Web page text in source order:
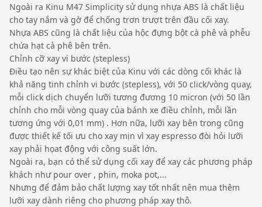
Ngoài ra Kinu M47 Simplicity sử dụng nhựa ABS là chất liệu
cho tay nắm và gờ để chống trơn trượt trên đầu cối xay.
Nhựa ABS cũng là chất liệu của hộc đựng bột cà phê và phễu
chứa hạt cà phê bên trên.
Chỉnh cỡ xay vi bước (stepless)
Điều tạo nên sự khác biệt của Kinu với các dòng cối khác là
khả năng tinh chỉnh vi bước (stepless), với 50 click/vòng quay,
mỗi click dịch chuyển lưỡi tương đương 10 micron (với 50 lần
chỉnh cho mỗi vòng quay của bánh xe điều chỉnh, mỗi lần
tương ứng với 0,01 mm) . Hơn nữa, lưỡi xay bên trong cũng
được thiết kế tối ưu cho xay mịn vì xay espresso đòi hỏi lưỡi
xay phải họat động với công suất lớn.
Ngoài ra, bạn có thể sử dụng cối xay để xay các phương pháp
khách như pour over , phin, moka pot,...
Nhưng để đảm bảo chất lượng xay tốt nhất nên mua thêm
lưỡi xay dành riêng cho phương pháp xay thô.